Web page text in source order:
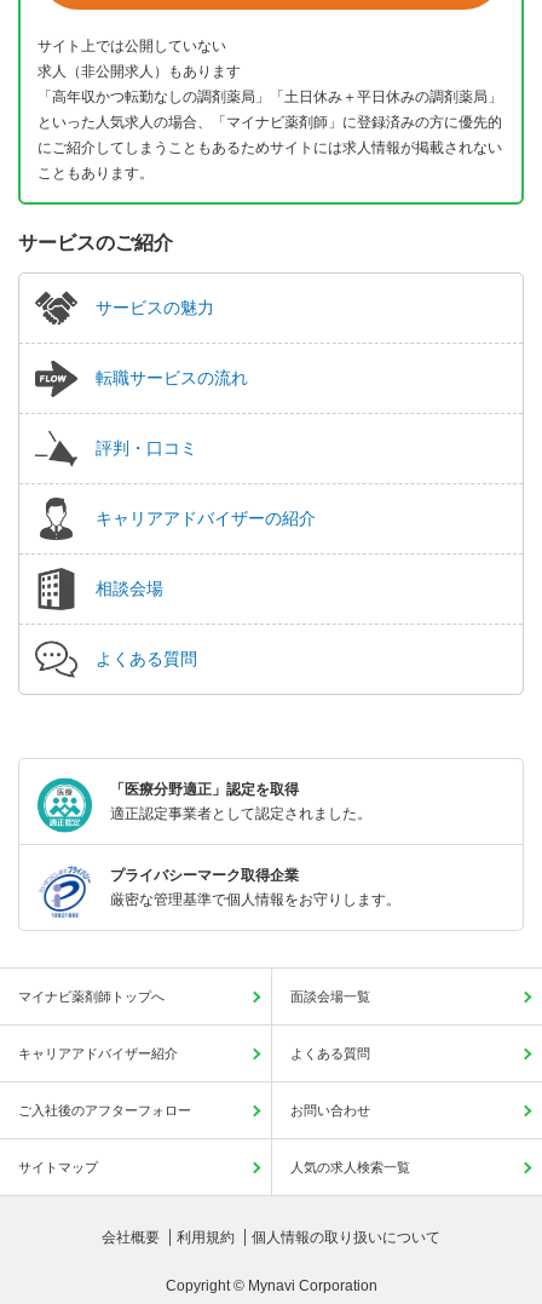
サイト上では公開していない
求人（非公開求人）もあります
「高年収かつ転勤なしの調剤薬局」「土日休み＋平日休みの調剤薬局」
といった人気求人の場合、「マイナビ薬剤師」に登録済みの方に優先的
にご紹介してしまうこともあるためサイトには求人情報が掲載されない
こともあります。
サービスのご紹介
サービスの魅力
転職サービスの流れ
評判・口コミ
キャリアアドバイザーの紹介
相談会場
よくある質問
「医療分野適正」認定を取得
適正認定事業者として認定されました。
プライバシーマーク取得企業
厳密な管理基準で個人情報をお守りします。
マイナビ薬剤師トップへ 面談会場一覧
キャリアアドバイザー紹介 よくある質問
ご入社後のアフターフォロー お問い合わせ
サイトマップ 人気の求人検索一覧
会社概要 利用規約 個人情報の取り扱いについて
Copyright © Mynavi Corporation